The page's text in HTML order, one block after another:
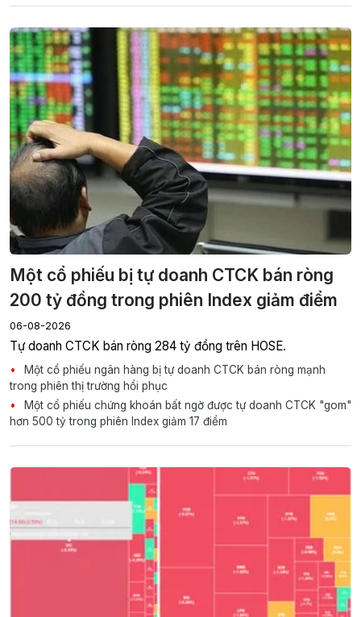
Một cổ phiếu bị tự doanh CTCK bán ròng
200 tỷ đồng trong phiên Index giảm điểm
06-08-2026
Tự doanh CTCK bán ròng 284 tỷ đồng trên HOSE.
Một cổ phiếu ngân hàng bị tự doanh CTCK bán ròng mạnh
trong phiên thị trường hồi phục
Một cổ phiếu chứng khoán bất ngờ được tự doanh CTCK "gom"
hơn 500 tỷ trong phiên Index giảm 17 điểm